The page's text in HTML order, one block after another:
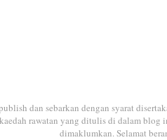
dan sebarkan dengan syarat
rawatan yang ditulis di dalam
dimaklumkan. Selamat